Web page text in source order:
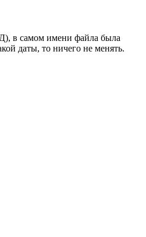
в самом имени файла была
даты, то ничего не менять.